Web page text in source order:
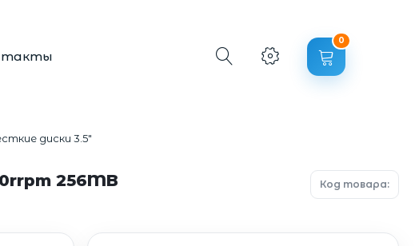
0
диски 3.5"
256MB Код товара: